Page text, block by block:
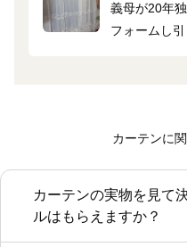
義母が20年
フォームし
サイズも説
カーテンに
カーテンの実物を見て
ルはもらえますか？